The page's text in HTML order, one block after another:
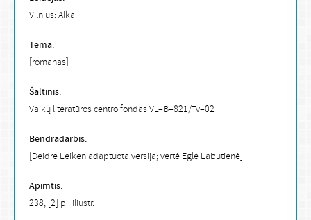
Vilnius: Alka
Tema:
[romanas]
Šaltinis:
Vaikų literatūros centro fondas VL–B–821/Tv–02
Bendradarbis:
[Deidre Leiken adaptuota versija; vertė Eglė Labutienė]
Apimtis:
238, [2] p.: iliustr.